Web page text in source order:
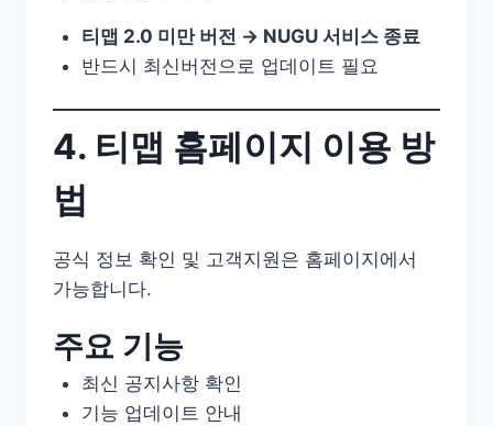
티맵 2.0 미만 버전 → NUGU 서비스 종료
반드시 최신버전으로 업데이트 필요
4. 티맵 홈페이지 이용 방
법
공식 정보 확인 및 고객지원은 홈페이지에서
가능합니다.
주요 기능
최신 공지사항 확인
기능 업데이트 안내